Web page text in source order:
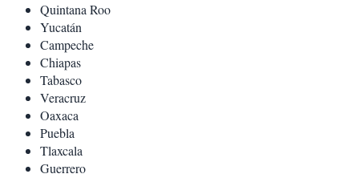
Quintana Roo
Yucatán
Campeche
Chiapas
Tabasco
Veracruz
Oaxaca
Puebla
Tlaxcala
Guerrero